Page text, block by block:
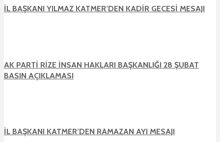
İL BAŞKANI YILMAZ KATMER’DEN KADİR GECESİ MESAJI
AK PARTİ RİZE İNSAN HAKLARI BAŞKANLIĞI 28 ŞUBAT
BASIN AÇIKLAMASI
İL BAŞKANI KATMER’DEN RAMAZAN AYI MESAJI